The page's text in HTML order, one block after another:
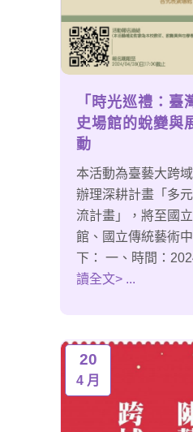
「時光巡禮：臺
史場館的蛻變與
動
本活動為臺藝大跨
辦理深耕計畫「多
流計畫」，將至國
館、國立傳統藝術
下： 一、時間：
讀全文> ...
20
4 月